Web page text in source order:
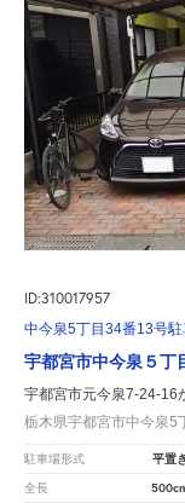
ID:310017957
中今泉5丁目34番13号
宇都宮市中今泉５丁
宇都宮市元今泉7-24-16
栃木県宇都宮市中今泉5
駐車場形式 平置
全長